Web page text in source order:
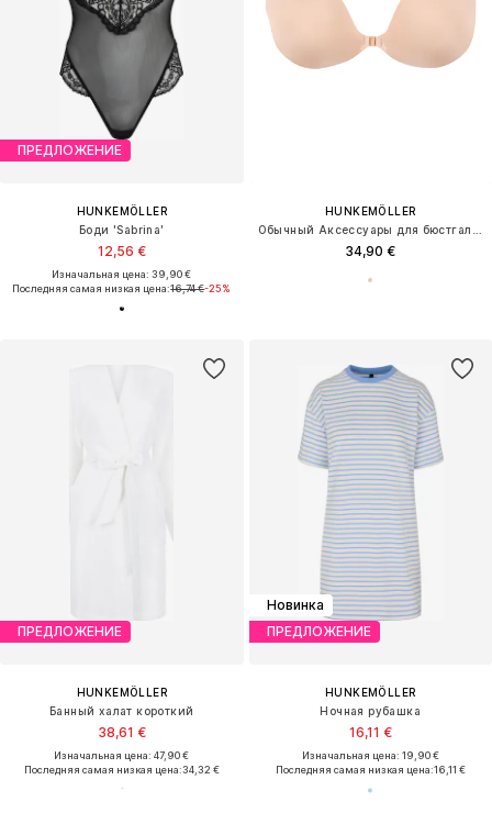
ПРЕДЛОЖЕНИЕ
HUNKEMÖLLER
Боди 'Sabrina'
12,56 €
Изначальная цена: 39,90 €
Последняя самая низкая цена:16,74 €-25%
HUNKEMÖLLER
34,90 €
ПРЕДЛОЖЕНИЕ
HUNKEMÖLLER
Банный халат короткий
38,61 €
Изначальная цена: 47,90 €
Последняя самая низкая цена:34,32 €
Новинка
ПРЕДЛОЖЕНИЕ
HUNKEMÖLLER
Ночная рубашка
16,11 €
Изначальная цена: 19,90 €
Последняя самая низкая цена:16,11 €